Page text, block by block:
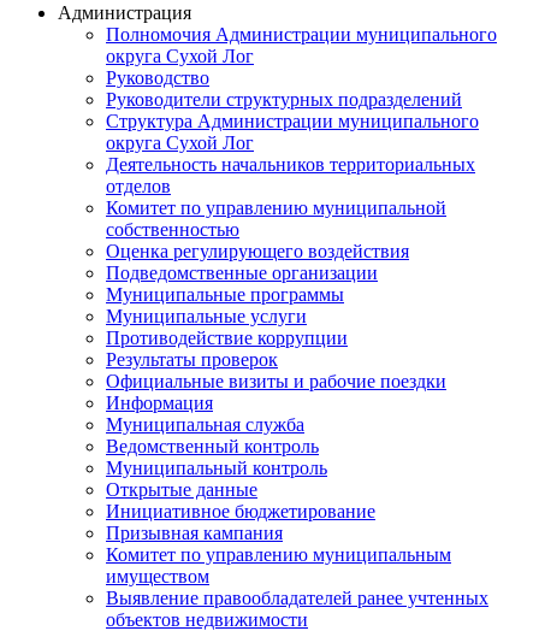
Администрация
Полномочия Администрации муниципального
округа Сухой Лог
Руководство
Руководители структурных подразделений
Структура Администрации муниципального
округа Сухой Лог
Деятельность начальников территориальных
отделов
Комитет по управлению муниципальной
собственностью
Оценка регулирующего воздействия
Подведомственные организации
Муниципальные программы
Муниципальные услуги
Противодействие коррупции
Результаты проверок
Официальные визиты и рабочие поездки
Информация
Муниципальная служба
Ведомственный контроль
Муниципальный контроль
Открытые данные
Инициативное бюджетирование
Призывная кампания
Комитет по управлению муниципальным
имуществом
Выявление правообладателей ранее учтенных
объектов недвижимости